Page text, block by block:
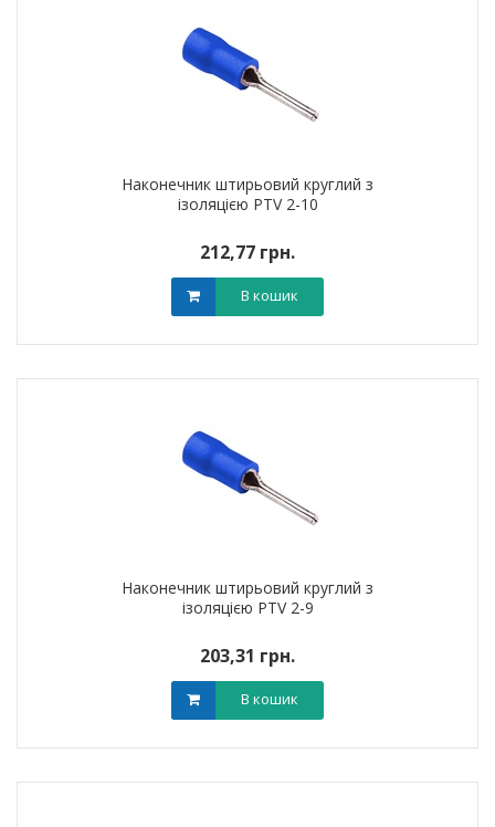
Наконечник штирьовий круглий з
ізоляцією PTV 2-10
212,77 грн.
В кошик
Наконечник штирьовий круглий з
ізоляцією PTV 2-9
203,31 грн.
В кошик